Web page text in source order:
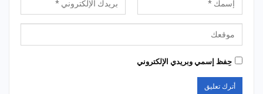
حِفظ إسمي وبريدي الإلكتروني